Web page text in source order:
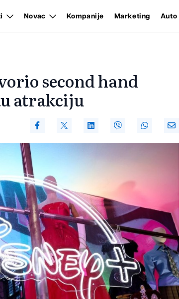
Novac Kompanije Marketing Auto
second hand
atrakciju